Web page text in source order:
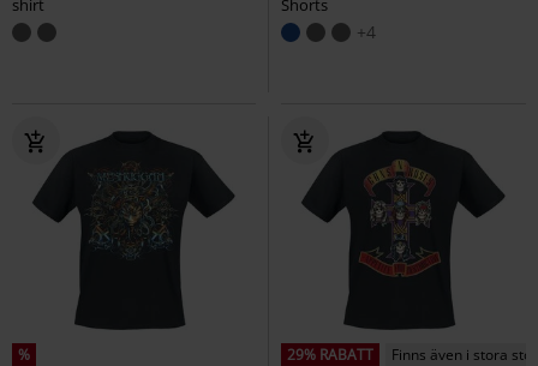
shirt
Shorts
+4
% 29% RABATT
Finns även i stora